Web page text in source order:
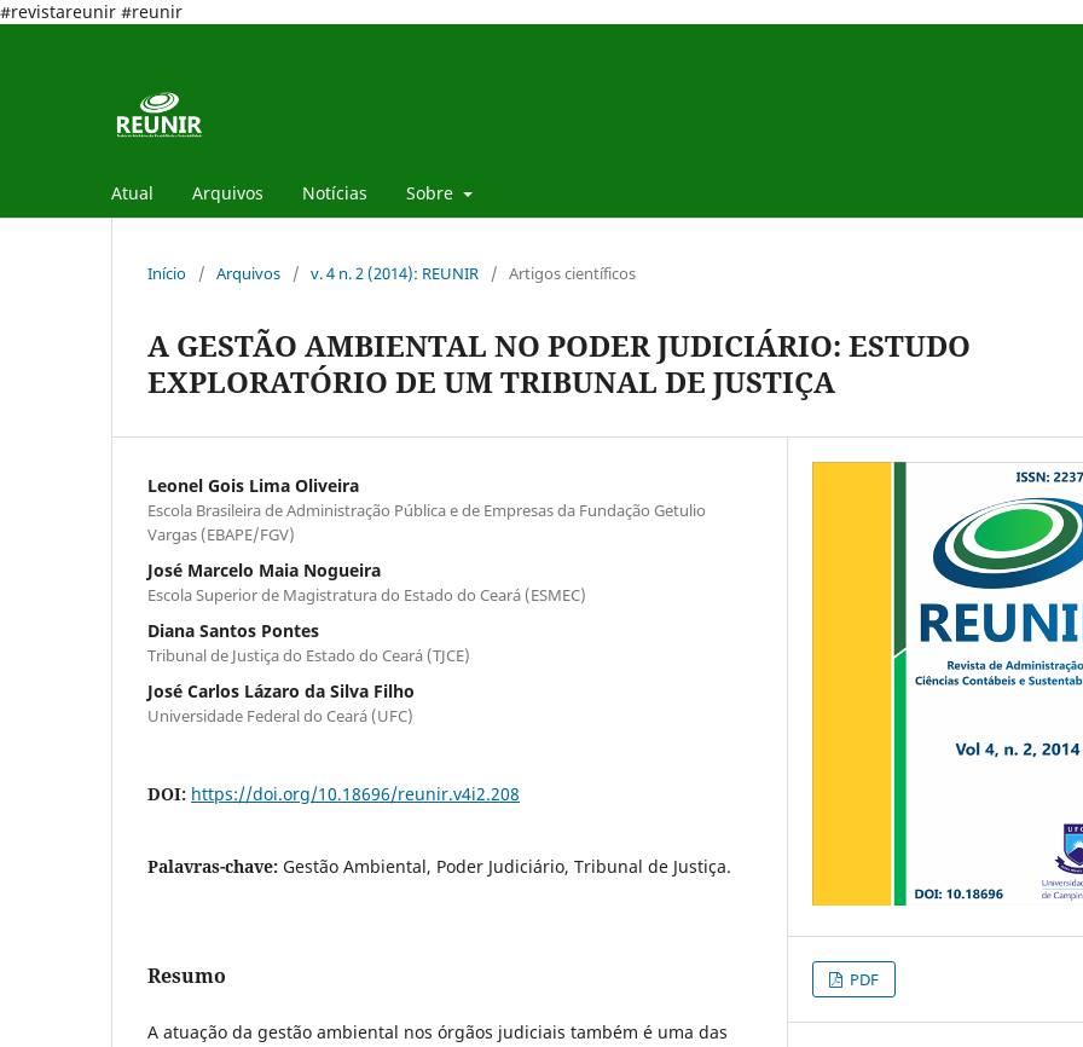
#revistareunir #reunir
Atual Arquivos Notícias Sobre
Início / Arquivos / v. 4 n. 2 (2014): REUNIR / Artigos científicos
A GESTÃO AMBIENTAL NO PODER JUDICIÁRIO: ESTUDO
EXPLORATÓRIO DE UM TRIBUNAL DE JUSTIÇA
Leonel Gois Lima Oliveira
Escola Brasileira de Administração Pública e de Empresas da Fundação Getulio
Vargas (EBAPE/FGV)
José Marcelo Maia Nogueira
Escola Superior de Magistratura do Estado do Ceará (ESMEC)
Diana Santos Pontes
Tribunal de Justiça do Estado do Ceará (TJCE)
José Carlos Lázaro da Silva Filho
Universidade Federal do Ceará (UFC)
DOI: https://doi.org/10.18696/reunir.v4i2.208
Palavras-chave: Gestão Ambiental, Poder Judiciário, Tribunal de Justiça.
Resumo
A atuação da gestão ambiental nos órgãos judiciais também é uma das
PDF